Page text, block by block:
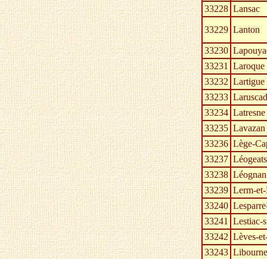
33228 Lansac
33229 Lanton
33230
33231 Laroque
33232 Lartigue
33233
33234 Latresne
33235 Lavazan
33236 Lège-
33237 Léogeats
33238 Léognan
33239 Lerm-
33240
33241 Lestiac-
33242 Lèves-
33243 Libourne